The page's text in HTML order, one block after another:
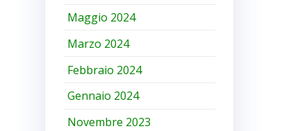
Maggio 2024
Marzo 2024
Febbraio 2024
Gennaio 2024
Novembre 2023